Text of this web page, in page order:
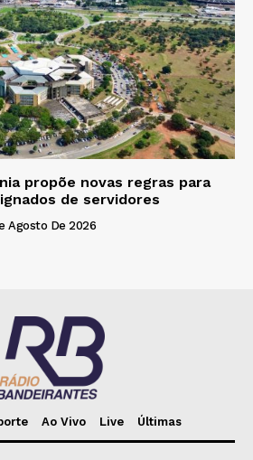
propõe novas regras para
de servidores
Agosto De 2026
Ao Vivo Live Últimas